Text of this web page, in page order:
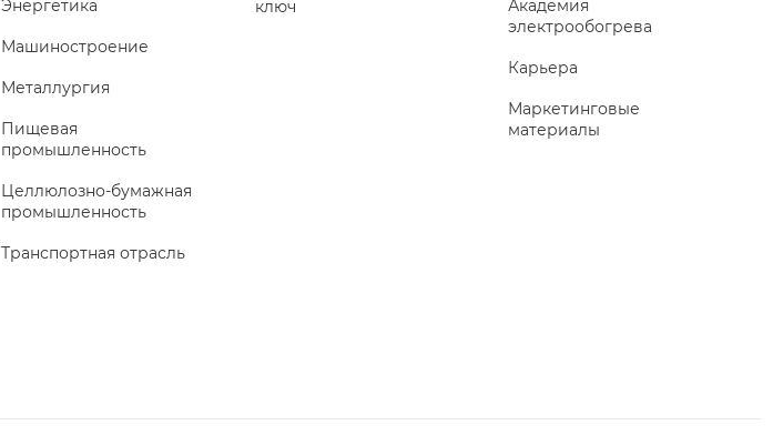
Энергетика
Машиностроение
Металлургия
Пищевая
промышленность
Целлюлозно-бумажная
промышленность
Транспортная отрасль
ключ
Академия
электрообогрева
Карьера
Маркетинговые
материалы